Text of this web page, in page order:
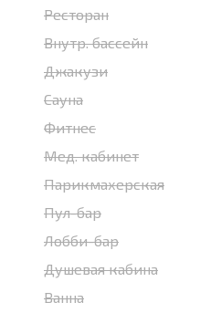
Ресторан
Внутр. бассейн
Джакузи
Сауна
Фитнес
Мед. кабинет
Парикмахерская
Пул-бар
Лобби-бар
Душевая кабина
Ванна